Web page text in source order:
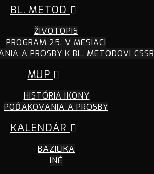
BL. METOD
ŽIVOTOPIS
PROGRAM 25. V MESIACI
A PROSBY K BL. METODOVI CSSR
MUP
HISTÓRIA IKONY
POĎAKOVANIA A PROSBY
KALENDÁR
BAZILIKA
INÉ